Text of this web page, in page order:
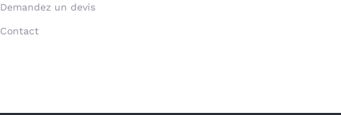
Demandez un devis
Contact